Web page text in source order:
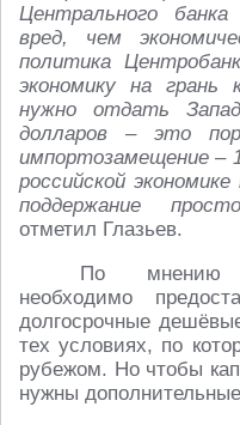
Центрального
вред, чем
политика
экономику на
нужно отдать
долларов – это
импортозамещение –
российской
поддержание
отметил Глазьев.
По мнению
необходимо
долгосрочные
тех условиях, по
рубежом. Но чтобы
нужны